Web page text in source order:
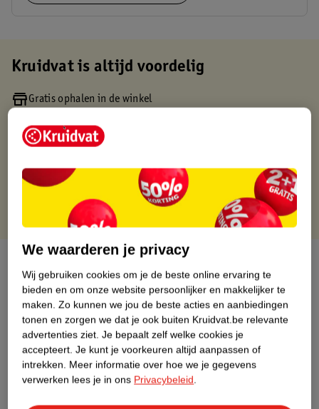
Kruidvat is altijd voordelig
Gratis ophalen in de winkel
Gratis thuisbezorgd vanaf 50.00
Gratis retourneren binnen 30 dagen
Gratis punten met je Kruidvat kaart
Over dit product
Productinformatie
Etiketinformatie
Nature Impact Score
We waarderen je privacy
Wij gebruiken cookies om je de beste online ervaring te
bieden en om onze website persoonlijker en makkelijker te
maken. Zo kunnen we jou de beste acties en aanbiedingen
tonen en zorgen we dat je ook buiten Kruidvat.be relevante
advertenties ziet. Je bepaalt zelf welke cookies je
accepteert. Je kunt je voorkeuren altijd aanpassen of
intrekken. Meer informatie over hoe we je gegevens
verwerken lees je in ons Privacybeleid.